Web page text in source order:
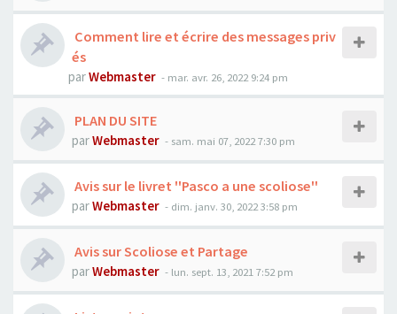
Comment lire et écrire des messages priv
és
parWebmaster - mar. avr. 26, 2022 9:24 pm
PLAN DU SITE
parWebmaster - sam. mai 07, 2022 7:30 pm
Avis sur le livret ''Pasco a une scoliose''
parWebmaster - dim. janv. 30, 2022 3:58 pm
Avis sur Scoliose et Partage
parWebmaster - lun. sept. 13, 2021 7:52 pm